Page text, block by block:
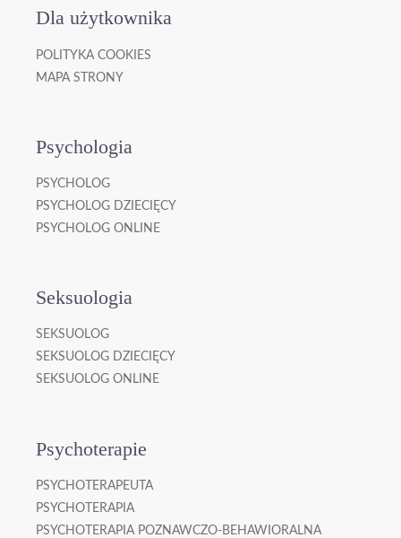
Dla użytkownika
POLITYKA COOKIES
MAPA STRONY
Psychologia
PSYCHOLOG
PSYCHOLOG DZIECIĘCY
PSYCHOLOG ONLINE
Seksuologia
SEKSUOLOG
SEKSUOLOG DZIECIĘCY
SEKSUOLOG ONLINE
Psychoterapie
PSYCHOTERAPEUTA
PSYCHOTERAPIA
PSYCHOTERAPIA POZNAWCZO-BEHAWIORALNA